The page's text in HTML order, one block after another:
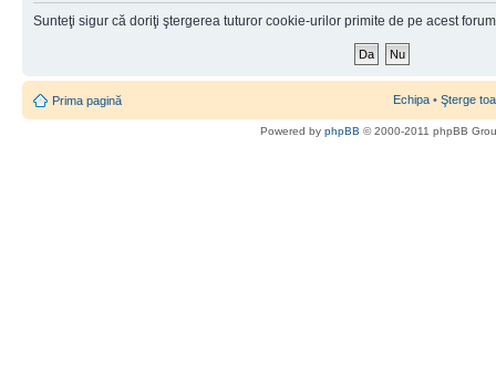
Sunteţi sigur că doriţi ştergerea tuturor cookie-urilor primite de pe acest
Prima pagină Echipa • Şterge
Powered by phpBB © 2000-2011 phpBB